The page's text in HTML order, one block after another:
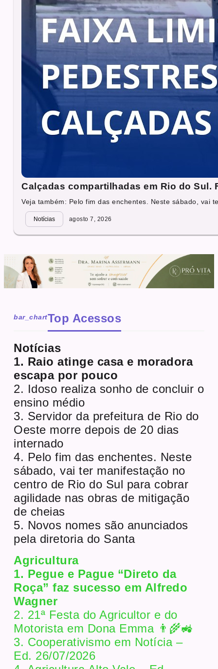
Calçadas compartilhadas em Rio do
Veja também: Pelo fim das enchentes. Neste sábado, vai
Notícias agosto 7, 2026
bar_chartTop Acessos
Notícias
1. Raio atinge casa e moradora
escapa por pouco
2. Idoso realiza sonho de concluir o
ensino médio
3. Servidor da prefeitura de Rio do
Oeste morre depois de 20 dias
internado
4. Pelo fim das enchentes. Neste
sábado, vai ter manifestação no
centro de Rio do Sul para cobrar
agilidade nas obras de mitigação
de cheias
5. Novos nomes são anunciados
pela diretoria do Santa
Agricultura
1. Pegue e Pague “Direto da
Roça” faz sucesso em Alfredo
Wagner
2. 21ª Festa do Agricultor e do
Motorista em Dona Emma 👨‍🌾🚜
3. Cooperativismo em Notícia –
Ed. 26/07/2026